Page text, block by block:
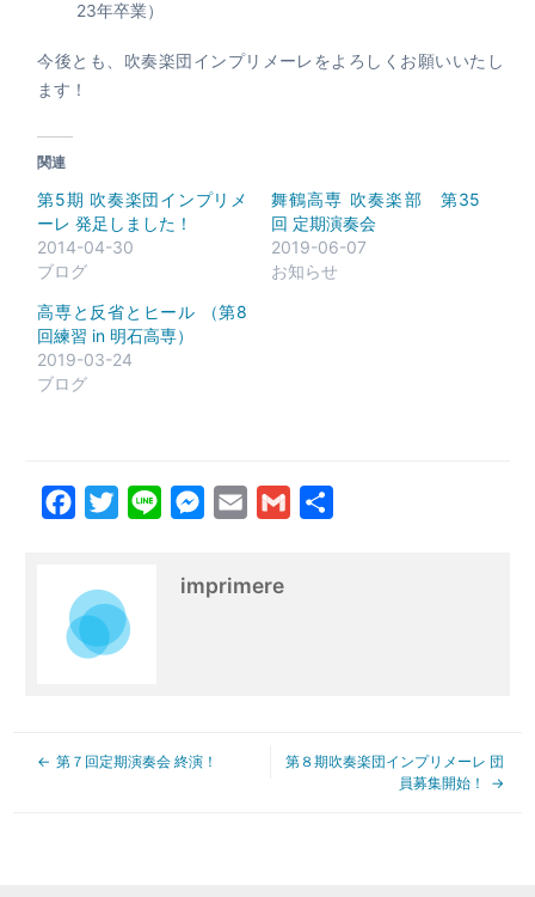
23年卒業）
今後とも、吹奏楽団インプリメーレをよろしくお願いいたし
ます！
関連
第5期 吹奏楽団インプリメ
ーレ 発足しました！
2014-04-30
ブログ
舞鶴高専 吹奏楽部 第35
回 定期演奏会
2019-06-07
お知らせ
高専と反省とヒール （第8
回練習 in 明石高専）
2019-03-24
ブログ
FacebookTwitterLine Messenger
Email Gmail
imprimere
第７回定期演奏会 終演！
第８期吹奏楽団インプリメーレ 団
員募集開始！